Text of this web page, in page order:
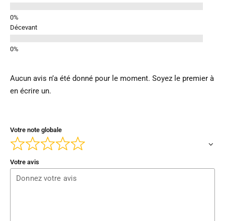
Décevant
Aucun avis n’a été donné pour le moment. Soyez le premier à
en écrire un.
Votre note globale
Votre avis